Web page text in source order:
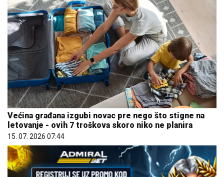
Većina građana izgubi novac pre nego što stigne na
letovanje - ovih 7 troškova skoro niko ne planira
15. 07. 2026 07:44